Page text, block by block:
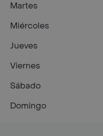
Martes
Miércoles
Jueves
Viernes
Sábado
Domingo